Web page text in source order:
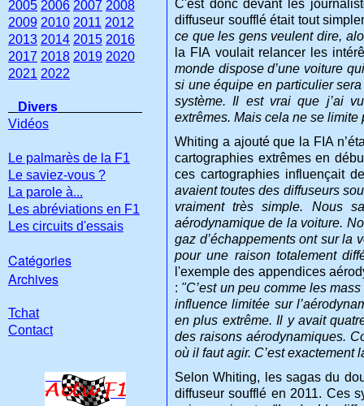
C'est donc devant les
diffuseur soufflé était tout
ce que les gens veulent dire,
la FIA voulait relancer les
monde dispose d’une voiture
si une équipe en particulier
système. Il est vrai que j’ai
extrêmes. Mais cela ne se limite
Whiting a ajouté que la FIA
cartographies extrêmes en
ces cartographies influençait
avaient toutes des diffuseurs
vraiment très simple. Nous
aérodynamique de la voiture.
gaz d’échappements ont sur la
pour une raison totalement
l'exemple des appendices
: "C’est un peu comme les
influence limitée sur
en plus extrême. Il y avait
des raisons aérodynamiques.
où il faut agir. C’est
Selon Whiting, les sagas du
diffuseur soufflé en 2011. Ces
2005 2006 2007 2008
2009 2010 2011 2012
2013 2014 2015 2016
2017 2018 2019 2020
2021 2022
Divers
Vidéos
Le palmarès de la F1
Le saviez-vous ?
La parole à...
Les abréviations en F1
Les circuits d'essais
Catégories
Archives
Tchat
Contact